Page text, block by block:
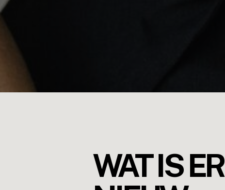
WAT IS ER